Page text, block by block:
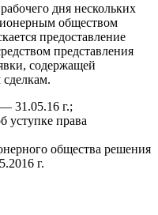
дня нескольких
обществом
предоставление
представления
содержащей
31.05.16 г.;
уступке права
общества решения
г.